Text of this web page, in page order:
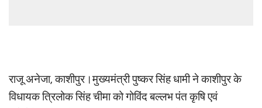
राजू अनेजा, काशीपुर।मुख्यमंत्री पुष्कर सिंह धामी ने काशीपुर के
विधायक त्रिलोक सिंह चीमा को गोविंद बल्लभ पंत कृषि एवं